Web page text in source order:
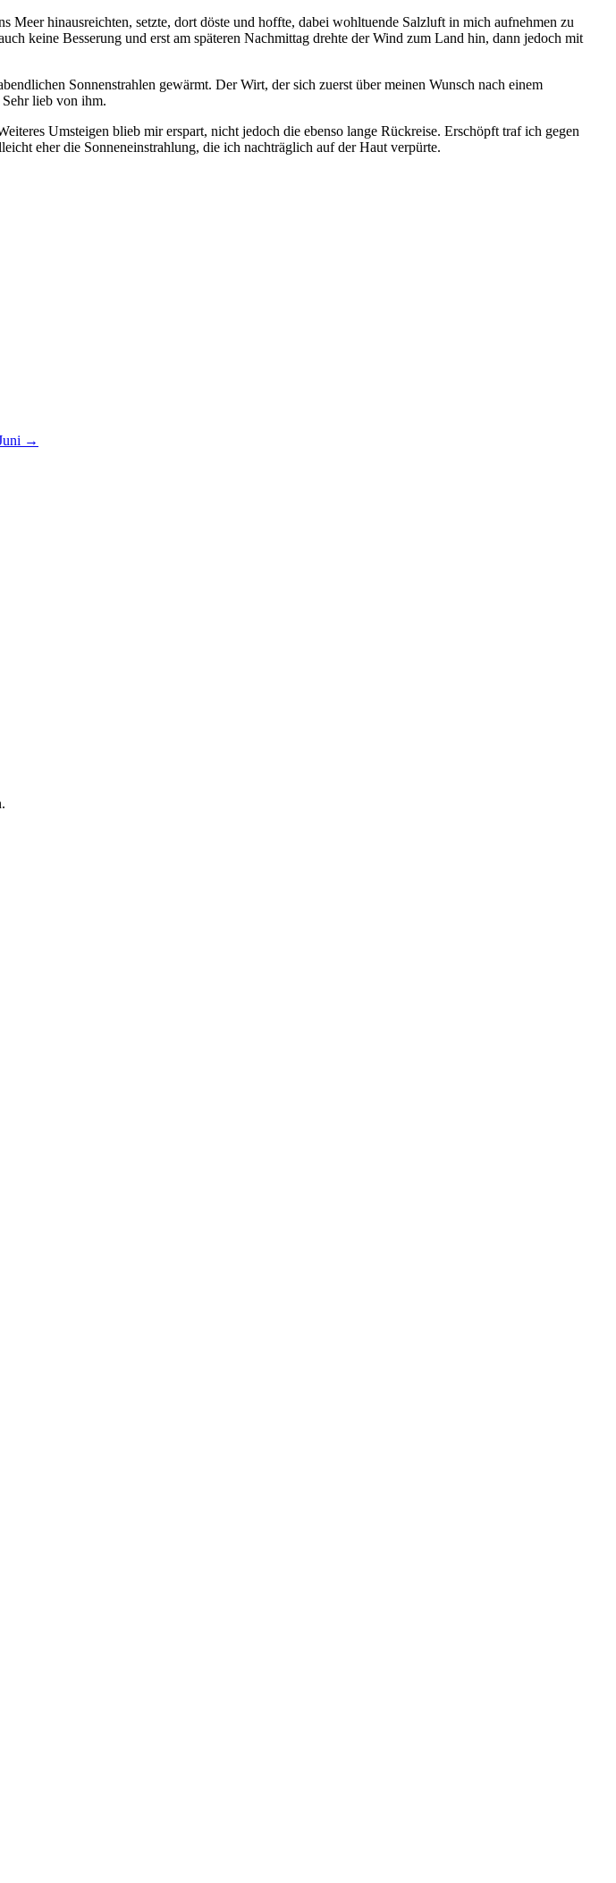
hinausreichten, setzte, dort döste und hoffte, dabei wohltuende Salzluft in mich aufnehmen zu
keine Besserung und erst am späteren Nachmittag drehte der Wind zum Land hin, dann jedoch mit
Sonnenstrahlen gewärmt. Der Wirt, der sich zuerst über meinen Wunsch nach einem
lieb von ihm.
Umsteigen blieb mir erspart, nicht jedoch die ebenso lange Rückreise. Erschöpft traf ich gegen
eher die Sonneneinstrahlung, die ich nachträglich auf der Haut verpürte.
→